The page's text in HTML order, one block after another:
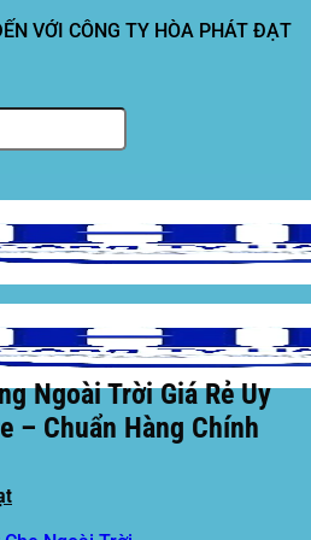
VỚI CÔNG TY HÒA PHÁT ĐẠT
Ngoài Trời Giá Rẻ Uy
– Chuẩn Hàng Chính